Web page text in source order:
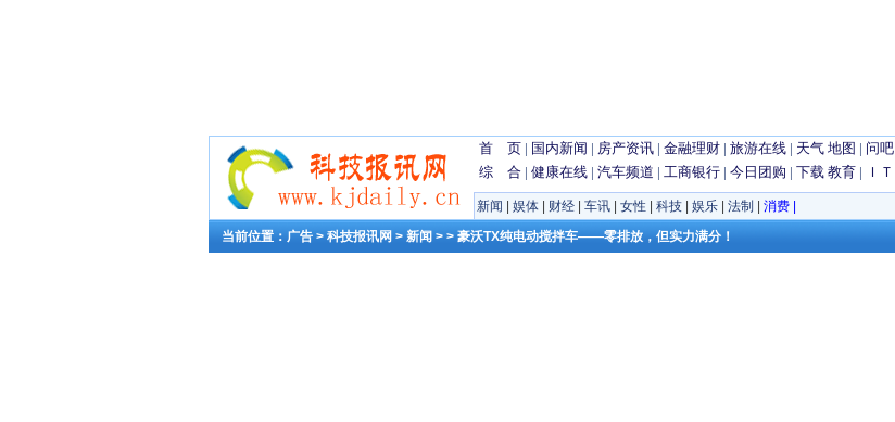
首 页 | 国内新闻 | 房产资讯 | 金融理财 | 旅游在线 | 天气 地图 | 问吧
综 合 | 健康在线 | 汽车频道 | 工商银行 | 今日团购 | 下载 教育 | ＩＴ
新闻 娱体 财经 车讯 女性 科技 娱乐 法制 消费
当前位置： 广告 > 科技报讯网 > 新闻 > > 豪沃TX纯电动搅拌车——零排放，但实力满分！